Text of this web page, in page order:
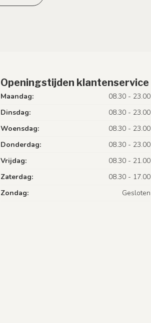
Openingstijden klantenservice
Maandag:
08.30 - 23.00
Dinsdag:
08.30 - 23.00
Woensdag:
08.30 - 23.00
Donderdag:
08.30 - 23.00
Vrijdag:
08.30 - 21.00
Zaterdag:
08.30 - 17.00
Zondag:
Gesloten